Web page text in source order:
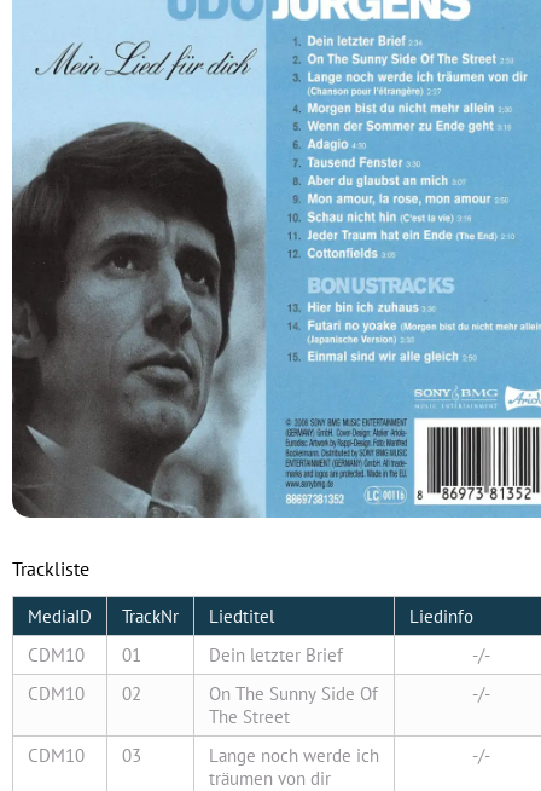
Trackliste
CDM10 01 Dein letzter Brief
-/-
CDM10
02
On The Sunny Side Of
The Street
-/-
CDM10 03
Lange noch werde ich
träumen von dir
-/-
MediaID TrackNr Liedtitel Liedinfo